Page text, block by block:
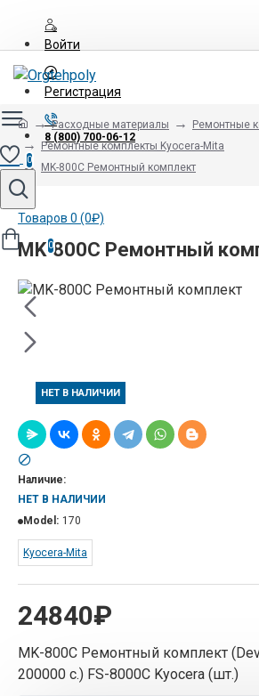
Войти
Регистрация
8 (800) 700-06-12
0
Товаров 0 (0₽)
0
Расходные материалы
Ремонтные
Ремонтные комплекты Kyocera-Mita
MK-800C Ремонтный комплект
MK-800C Ремонтный
НЕТ В НАЛИЧИИ
24840₽
Наличие:
НЕТ В НАЛИЧИИ
Model: 170
Kyocera-Mita
MK-800C Ремонтный комплект
200000 с.) FS-8000C Kyocera (шт.)